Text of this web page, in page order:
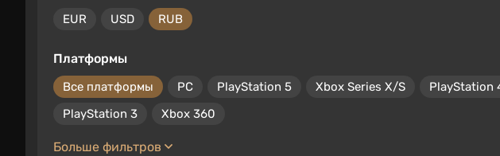
EUR USD RUB
Платформы
Все платформы PC PlayStation 5 Xbox Series X/S PlayStation
PlayStation 3
Xbox 360
Больше фильтров